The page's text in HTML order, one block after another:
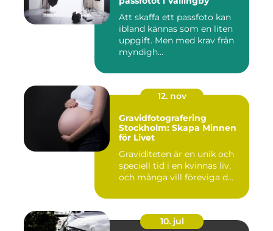
Att skaffa ett passfoto kan
ibland kännas som en liten
uppgift. Men med krav från
myndigh...
12. nov
Gravidfotografering
Stockholm: Skapa Minnen
för Livet
Graviditeten är en unik och
speciell tid i en kvinnas liv,
och många vill föreviga d...
10. jul